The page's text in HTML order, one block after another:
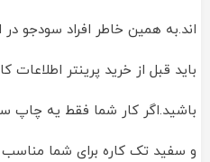
اند.به همین خاطر افراد سودجو
باید قبل از خرید پرینتر اطلاعات
باشید.اگر کار شما فقط یه چاپ
و سفید تک کاره برای شما مناسب